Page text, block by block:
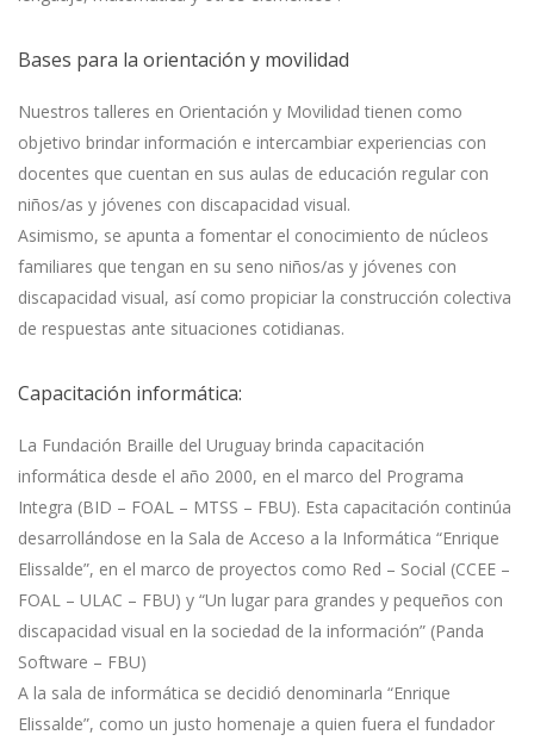
Bases para la orientación y movilidad
Nuestros talleres en Orientación y Movilidad tienen como
objetivo brindar información e intercambiar experiencias con
docentes que cuentan en sus aulas de educación regular con
niños/as y jóvenes con discapacidad visual.
Asimismo, se apunta a fomentar el conocimiento de núcleos
familiares que tengan en su seno niños/as y jóvenes con
discapacidad visual, así como propiciar la construcción colectiva
de respuestas ante situaciones cotidianas.
Capacitación informática:
La Fundación Braille del Uruguay brinda capacitación
informática desde el año 2000, en el marco del Programa
Integra (BID – FOAL – MTSS – FBU). Esta capacitación continúa
desarrollándose en la Sala de Acceso a la Informática “Enrique
Elissalde”, en el marco de proyectos como Red – Social (CCEE –
FOAL – ULAC – FBU) y “Un lugar para grandes y pequeños con
discapacidad visual en la sociedad de la información” (Panda
Software – FBU)
A la sala de informática se decidió denominarla “Enrique
Elissalde”, como un justo homenaje a quien fuera el fundador